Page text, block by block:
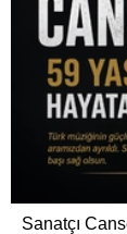
Sanatçı